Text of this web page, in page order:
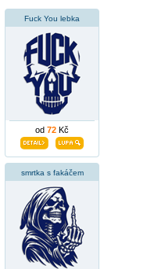
Fuck You lebka
od 72 Kč
smrtka s fakáčem